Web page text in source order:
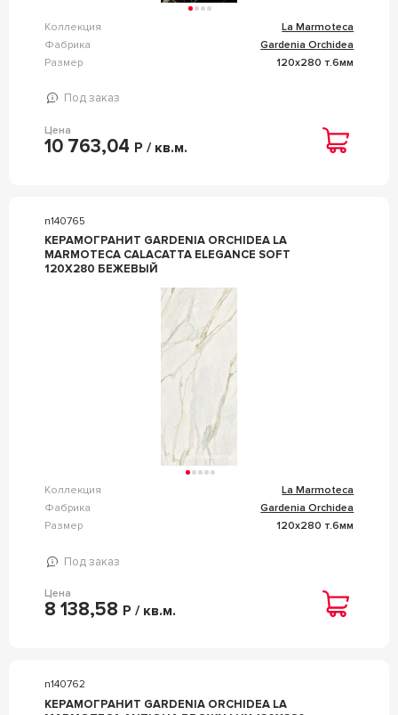
Коллекция
La Marmoteca
Фабрика
Gardenia Orchidea
Размер
120x280 т.6мм
Под заказ
Цена
10 763,04 Р / кв.м.
n140765
КЕРАМОГРАНИТ GARDENIA ORCHIDEA LA
MARMOTECA CALACATTA ELEGANCE SOFT
120X280 БЕЖЕВЫЙ
Коллекция
La Marmoteca
Фабрика
Gardenia Orchidea
Размер
120x280 т.6мм
Под заказ
Цена
8 138,58 Р / кв.м.
n140762
КЕРАМОГРАНИТ GARDENIA ORCHIDEA LA